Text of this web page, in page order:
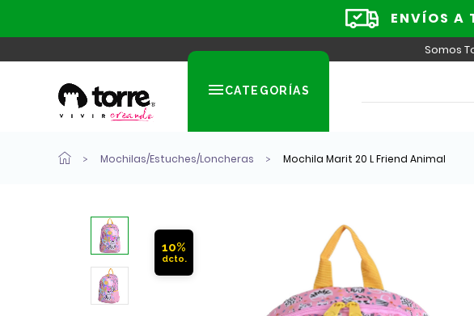
ENVÍOS A
Somos
CATEGORÍAS
Mochilas/Estuches/Loncheras Mochila Marit 20 L Friend Animal
10%